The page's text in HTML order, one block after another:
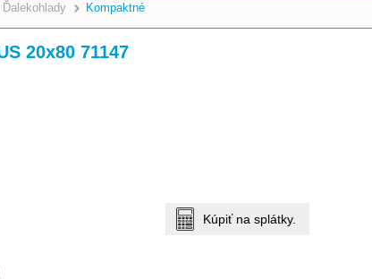
Ďalekohlady >
Kompaktné
20x80 71147
Kúpiť na splátky.